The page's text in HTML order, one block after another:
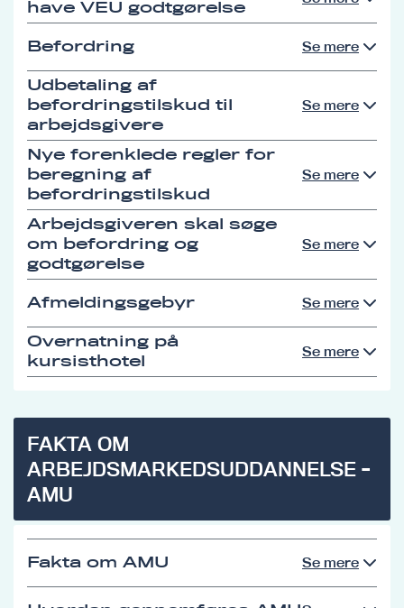
have VEU godtgørelse
Befordring Se mere
Udbetaling af
befordringstilskud til
arbejdsgivere
Se mere
Nye forenklede regler for
beregning af
befordringstilskud
Se mere
Arbejdsgiveren skal søge
om befordring og
godtgørelse
Se mere
Afmeldingsgebyr Se mere
Overnatning på
kursisthotel
Se mere
FAKTA OM
ARBEJDSMARKEDSUDDANNELSE -
AMU
Fakta om AMU Se mere